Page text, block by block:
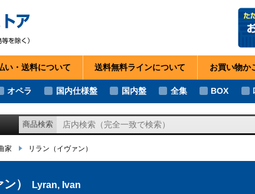
い・送料について 送料無料ラインについて お買い物か
オペラ 国内仕様盤 国内盤 全集 BOX
商品検索
家 リラン （イヴァン）
） Lyran, Ivan